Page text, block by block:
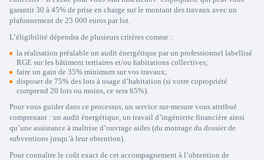
garantir 30 à 45% de prise en charge sur le montant des travaux avec un
plafonnement de 25 000 euros par lot.
L’éligibilité dépendra de plusieurs critères comme :
la réalisation préalable un audit énergétique par un professionnel labellisé
RGE sur les bâtiment tertiaires et/ou habitations collectives;
faire un gain de 35% minimum sur vos travaux;
disposer de 75% des lots à usage d’habitation (si votre copropriété
comprend 20 lots ou moins, ce sera 65%).
Pour vous guider dans ce processus, un service sur-mesure vous attribué
comprenant : un audit énergétique, un travail d’ingénierie financière ainsi
qu’une assistance à maîtrise d’ouvrage aides (du montage du dossier de
subventions jusqu’à leur obtention).
Pour connaître le coût exact de cet accompagnement à l’obtention de